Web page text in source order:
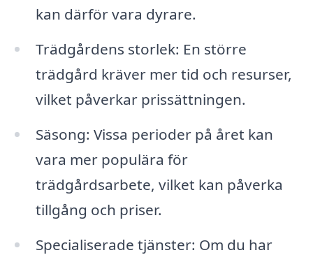
kan därför vara dyrare.
Trädgårdens storlek: En större
trädgård kräver mer tid och resurser,
vilket påverkar prissättningen.
Säsong: Vissa perioder på året kan
vara mer populära för
trädgårdsarbete, vilket kan påverka
tillgång och priser.
Specialiserade tjänster: Om du har